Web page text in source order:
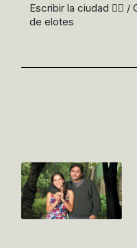
Escribir la ciudad ✍🏾 /
de elotes